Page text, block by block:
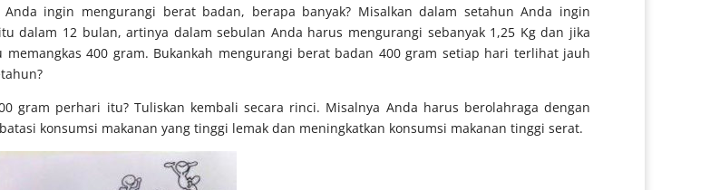
ingin mengurangi berat badan, berapa banyak? Misalkan dalam setahun Anda ingin
dalam 12 bulan, artinya dalam sebulan Anda harus mengurangi sebanyak 1,25 Kg dan jika
400 gram. Bukankah mengurangi berat badan 400 gram setiap hari terlihat jauh
gram perhari itu? Tuliskan kembali secara rinci. Misalnya Anda harus berolahraga dengan
konsumsi makanan yang tinggi lemak dan meningkatkan konsumsi makanan tinggi serat.